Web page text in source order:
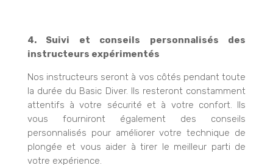
4. Suivi et conseils personnalisés des
instructeurs expérimentés
Nos instructeurs seront à vos côtés pendant toute
la durée du Basic Diver. Ils resteront constamment
attentifs à votre sécurité et à votre confort. Ils
vous fourniront également des conseils
personnalisés pour améliorer votre technique de
plongée et vous aider à tirer le meilleur parti de
votre expérience.